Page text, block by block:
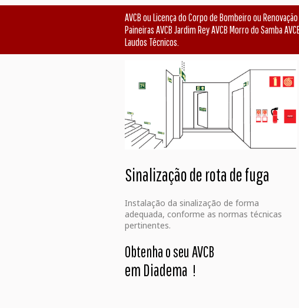
AVCB ou Licença do Corpo de Bombeiro ou
Paineiras AVCB Jardim Rey AVCB Morro do Samba
Laudos Técnicos.
Sinalização de rota de fuga
Instalação da sinalização de forma
adequada, conforme as normas técnicas
pertinentes.
Obtenha o seu AVCB
em Diadema !